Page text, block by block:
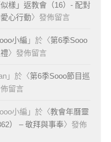
似樣」返教會（16）- 配對
心行動〉發佈留言
小編 」於〈第6季Sooo
〉發佈留言
」於〈第6季Sooo節目巡
留言
小編 」於〈教會年曆靈
） – 敬拜與事奉〉發佈